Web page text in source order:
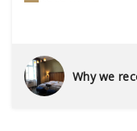
accueille depuis
commentées sont
Why we